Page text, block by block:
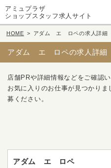
アミュプラザ
ショップスタッフ求人サイト
HOME > アダム エ ロペの求人詳細
アダム エ ロペの求人詳細
店舗PRや詳細情報などをご確認
お気に入りのお仕事が見つかり
募ください。
アダム エ ロペ